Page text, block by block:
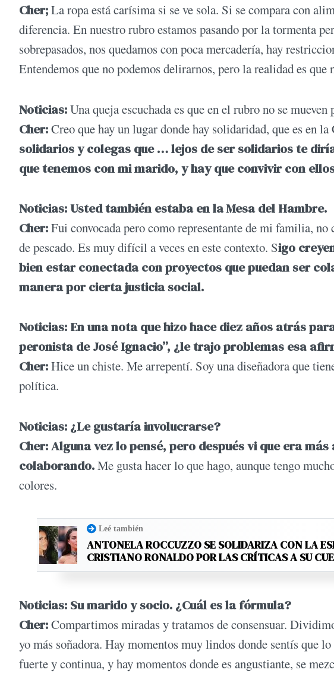
Cher;La ropa está carísima si se ve sola. Si se compara con
diferencia. En nuestro rubro estamos pasando por la tormenta
sobrepasados, nos quedamos con poca mercadería, hay
Entendemos que no podemos delirarnos, pero la realidad es que
Noticias:Una queja escuchada es que en el rubro no se
Cher:Creo que hay un lugar donde hay solidaridad, que es en
solidarios y colegas que … lejos de ser solidarios te
que tenemos con mi marido, y hay que convivir con
Noticias: Usted también estaba en la Mesa del Hambre.
Cher:Fui convocada pero como representante de mi familia,
de pescado. Es muy difícil a veces en este contexto. Sigo
bien estar conectada con proyectos que puedan ser
manera por cierta justicia social.
Noticias: En una nota que hizo hace diez años atrás
peronista de José Ignacio”, ¿le trajo problemas esa
Cher:Hice un chiste. Me arrepentí. Soy una diseñadora que
política.
Noticias: ¿Le gustaría involucrarse?
Cher: Alguna vez lo pensé, pero después vi que era
colaborando.Me gusta hacer lo que hago, aunque tengo
colores.
Leé también
ANTONELA ROCCUZZO SE SOLIDARIZA CON LA
CRISTIANO RONALDO POR LAS CRÍTICAS A SU
Noticias: Su marido y socio. ¿Cuál es la fórmula?
Cher:Compartimos miradas y tratamos de consensuar.
yo más soñadora. Hay momentos muy lindos donde sentís que
fuerte y continua, y hay momentos donde es angustiante, se